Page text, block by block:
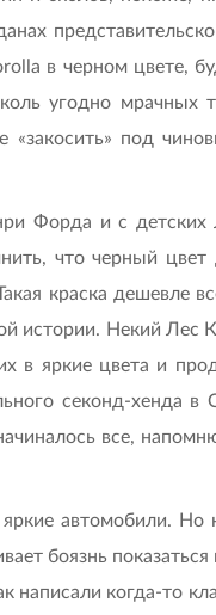
в черном цвете,
угодно мрачных
«закосить» под
Форда и с
что черный
краска дешевле
Некий Лес
в яркие цвета и
секонд-
все,
автомобили. Но
боязнь
написали когда-то